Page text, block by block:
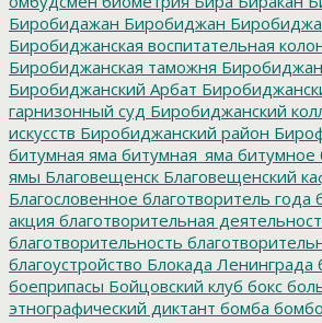
Биробидажан Биробиджан
Биробиджанская воспитательная
Биробиджанская таможня
Биробиджанский Арбат
гарнизонный суд Биробиджанский
искусств Биробиджанский район
битумная яма битумная_яма битумное
ямы Благовещенск Благовещенский
Благословенное благотворитель года
акция благотворительная
благотворительность
благоустройство Блокада Ленинграда
боеприпасы Бойцовский клуб бокс
этнографический диктант бомба